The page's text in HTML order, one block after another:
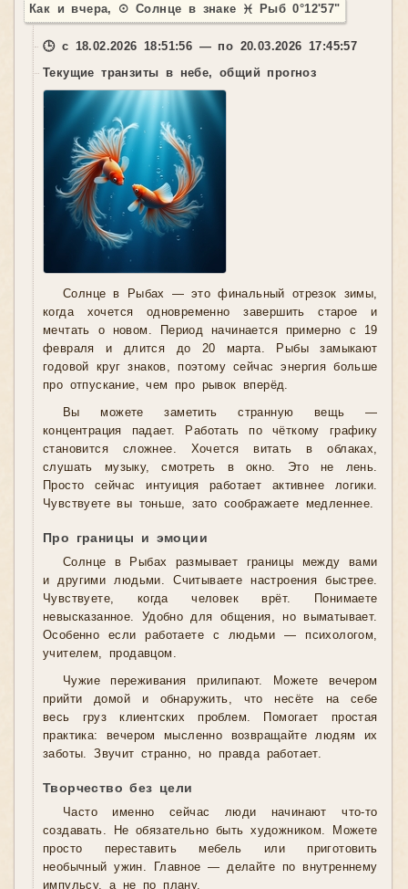
Как и вчера, ☉ Солнце в знаке ♓ Рыб 0°12'57"
🕒 с 18.02.2026 18:51:56 — по 20.03.2026 17:45:57
Текущие транзиты в небе, общий прогноз
Солнце в Рыбах — это финальный отрезок зимы,
когда хочется одновременно завершить старое и
мечтать о новом. Период начинается примерно с 19
февраля и длится до 20 марта. Рыбы замыкают
годовой круг знаков, поэтому сейчас энергия больше
про отпускание, чем про рывок вперёд.
Вы можете заметить странную вещь —
концентрация падает. Работать по чёткому графику
становится сложнее. Хочется витать в облаках,
слушать музыку, смотреть в окно. Это не лень.
Просто сейчас интуиция работает активнее логики.
Чувствуете вы тоньше, зато соображаете медленнее.
Про границы и эмоции
Солнце в Рыбах размывает границы между вами
и другими людьми. Считываете настроения быстрее.
Чувствуете, когда человек врёт. Понимаете
невысказанное. Удобно для общения, но выматывает.
Особенно если работаете с людьми — психологом,
учителем, продавцом.
Чужие переживания прилипают. Можете вечером
прийти домой и обнаружить, что несёте на себе
весь груз клиентских проблем. Помогает простая
практика: вечером мысленно возвращайте людям их
заботы. Звучит странно, но правда работает.
Творчество без цели
Часто именно сейчас люди начинают что-то
создавать. Не обязательно быть художником. Можете
просто переставить мебель или приготовить
необычный ужин. Главное — делайте по внутреннему
импульсу, а не по плану.